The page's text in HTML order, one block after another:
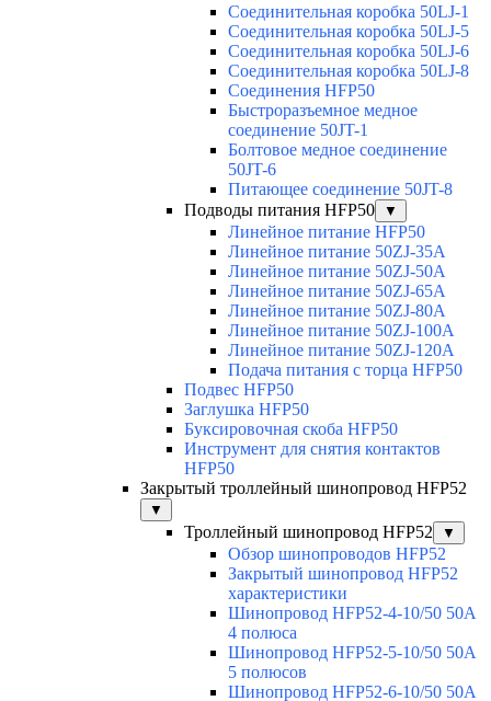
Соединительная коробка 50LJ-1
Соединительная коробка 50LJ-5
Соединительная коробка 50LJ-6
Соединительная коробка 50LJ-8
Соединения HFP50
Быстроразъемное медное
соединение 50JT-1
Болтовое медное соединение
50JT-6
Питающее соединение 50JT-8
Подводы питания HFP50
▼
Линейное питание HFP50
Линейное питание 50ZJ-35A
Линейное питание 50ZJ-50A
Линейное питание 50ZJ-65A
Линейное питание 50ZJ-80A
Линейное питание 50ZJ-100A
Линейное питание 50ZJ-120A
Подача питания с торца HFP50
Подвес HFP50
Заглушка HFP50
Буксировочная скоба HFP50
Инструмент для снятия контактов
HFP50
Закрытый троллейный шинопровод HFP52
▼
Троллейный шинопровод HFP52 ▼
Обзор шинопроводов HFP52
Закрытый шинопровод HFP52
характеристики
Шинопровод HFP52-4-10/50 50A
4 полюса
Шинопровод HFP52-5-10/50 50А
5 полюсов
Шинопровод HFP52-6-10/50 50А